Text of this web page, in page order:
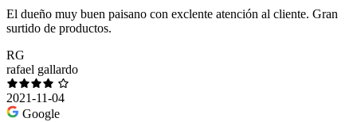
El dueño muy buen paisano con exclente atención al cliente. Gran
surtido de productos.
RG
rafael gallardo
2021-11-04
Google